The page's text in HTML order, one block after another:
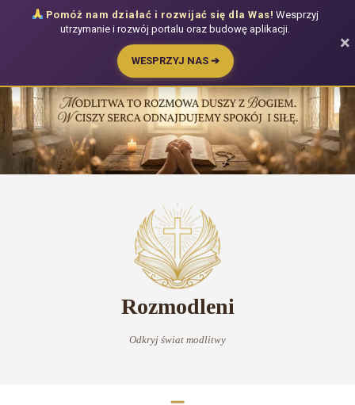
do
treści
Rozmodleni
Odkryj świat modlitwy
Pomóż nam działać i rozwijać się dla Was! Wesprzyj
utrzymanie i rozwój portalu oraz budowę aplikacji.
WESPRZYJ NAS ➔
×